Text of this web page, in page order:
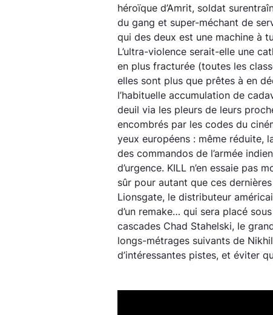
héroïque d’Amrit, soldat
du gang et super-méchant de
qui des deux est une machine à
L’ultra-violence serait-elle une
en plus fracturée (toutes les
elles sont plus que prêtes à en
l’habituelle accumulation de
deuil via les pleurs de leurs
encombrés par les codes du
yeux européens : même réduite,
des commandos de l’armée
d’urgence. KILL n’en essaie pas
sûr pour autant que ces
Lionsgate, le distributeur
d’un remake… qui sera placé
cascades Chad Stahelski, le
longs-métrages suivants de
d’intéressantes pistes, et éviter